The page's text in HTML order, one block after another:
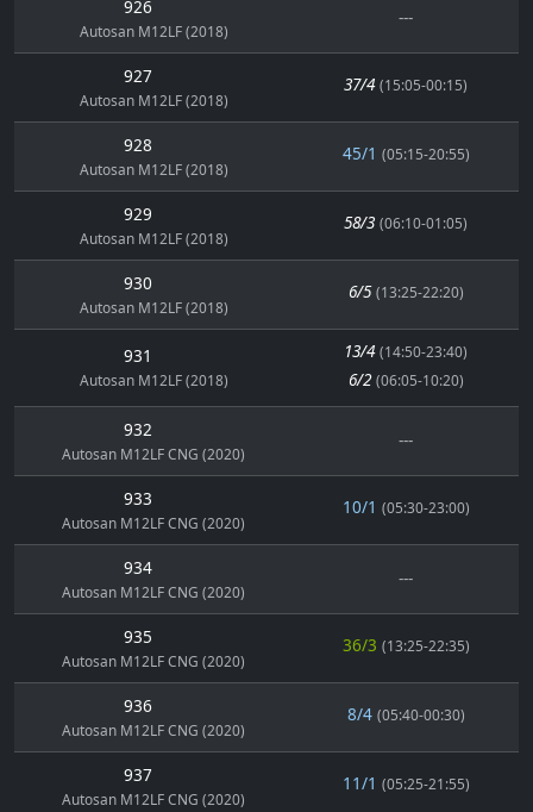
926
Autosan M12LF (2018)
---
927
Autosan M12LF (2018)
37/4 (15:05-00:15)
928
Autosan M12LF (2018)
45/1 (05:15-20:55)
929
Autosan M12LF (2018)
58/3 (06:10-01:05)
930
Autosan M12LF (2018)
6/5 (13:25-22:20)
931
Autosan M12LF (2018)
13/4 (14:50-23:40)
6/2 (06:05-10:20)
932
Autosan M12LF CNG (2020)
---
933
Autosan M12LF CNG (2020)
10/1 (05:30-23:00)
934
Autosan M12LF CNG (2020)
---
935
Autosan M12LF CNG (2020)
36/3 (13:25-22:35)
936
Autosan M12LF CNG (2020)
8/4 (05:40-00:30)
937
Autosan M12LF CNG (2020)
11/1 (05:25-21:55)